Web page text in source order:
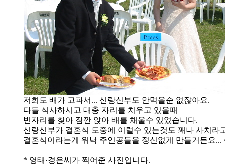
저희도 배가 고파서... 신랑신부도 안먹을순 없잖아요.
다들 식사하시고 대충 자리를 치우고 있을때
빈자리를 찾아 잠깐 앉아 배를 채울수 있었습니다.
신랑신부가 결혼식 도중에 이럴수 있는것도 꽤나 사치라
결혼식이라는게 워낙 주인공들을 정신없게 만들거든요...
* 영태·경은씨가 찍어준 사진입니다.